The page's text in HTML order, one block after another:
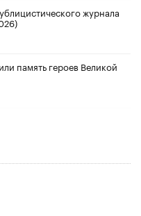
журнала
память героев Великой